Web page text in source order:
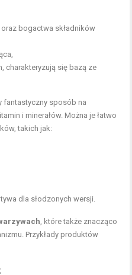
bogactwa składników
charakteryzują się bazą ze
fantastyczny sposób na
i minerałów. Można je łatwo
takich jak:
dla słodzonych wersji.
, które także znacząco
Przykłady produktów